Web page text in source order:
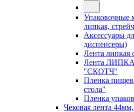
Упаковочные
липкая,
Аксессуары
диспенсеры)
Лента
Лента
"СКОТЧ"
Пленка
стола"
Пленка
Чековая лента